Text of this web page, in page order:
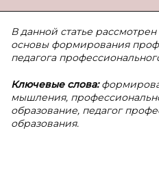
В данной статье
основы формирования
педагога
Ключевые слова:
мышления,
образование, педагог
образования.